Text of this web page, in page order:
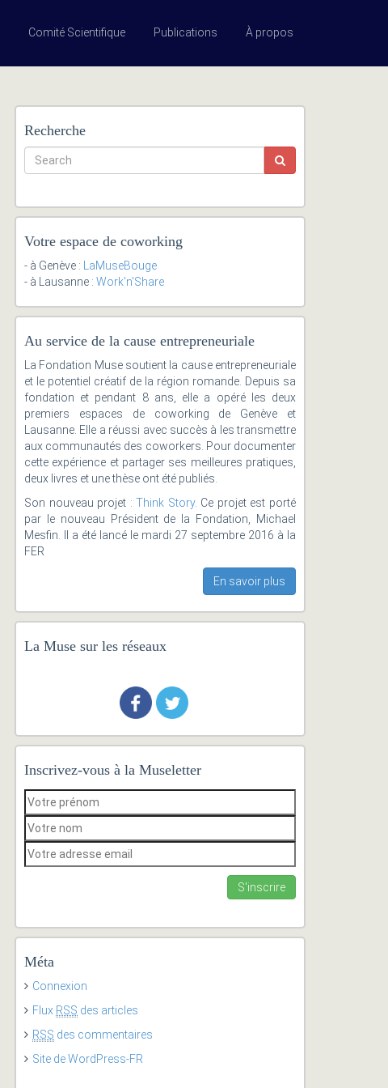
Comité Scientifique Publications À propos
Recherche
Votre espace de coworking
- à Genève :
LaMuseBouge
- à Lausanne : Work'n'Share
Au service de la cause entrepreneuriale
La Fondation Muse soutient la cause entrepreneuriale
et le potentiel créatif de la région romande. Depuis sa
fondation et pendant 8 ans, elle a opéré les deux
premiers espaces de coworking de Genève et
Lausanne. Elle a réussi avec succès à les transmettre
aux communautés des coworkers. Pour documenter
cette expérience et partager ses meilleures pratiques,
deux livres et une thèse ont été publiés.
Son nouveau projet :Think Story. Ce projet est porté
par le nouveau Président de la Fondation, Michael
Mesfin. Il a été lancé le mardi 27 septembre 2016 à la
FER
En savoir plus
La Muse sur les réseaux
Inscrivez-vous à la Museletter
Méta
Connexion
Flux RSS des articles
RSS des commentaires
Site de WordPress-FR